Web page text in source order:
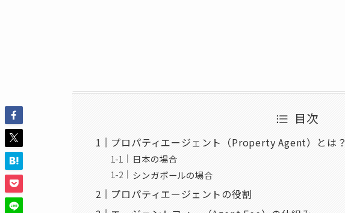
目次
プロパティエージェント（Property Agent）とは？
日本の場合
シンガポールの場合
プロパティエージェントの役割